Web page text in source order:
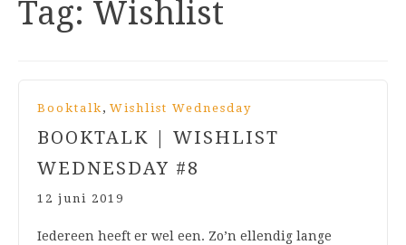
Tag: Wishlist
Booktalk , Wishlist Wednesday
BOOKTALK | WISHLIST
WEDNESDAY #8
12 juni 2019
Iedereen heeft er wel een. Zo’n ellendig lange